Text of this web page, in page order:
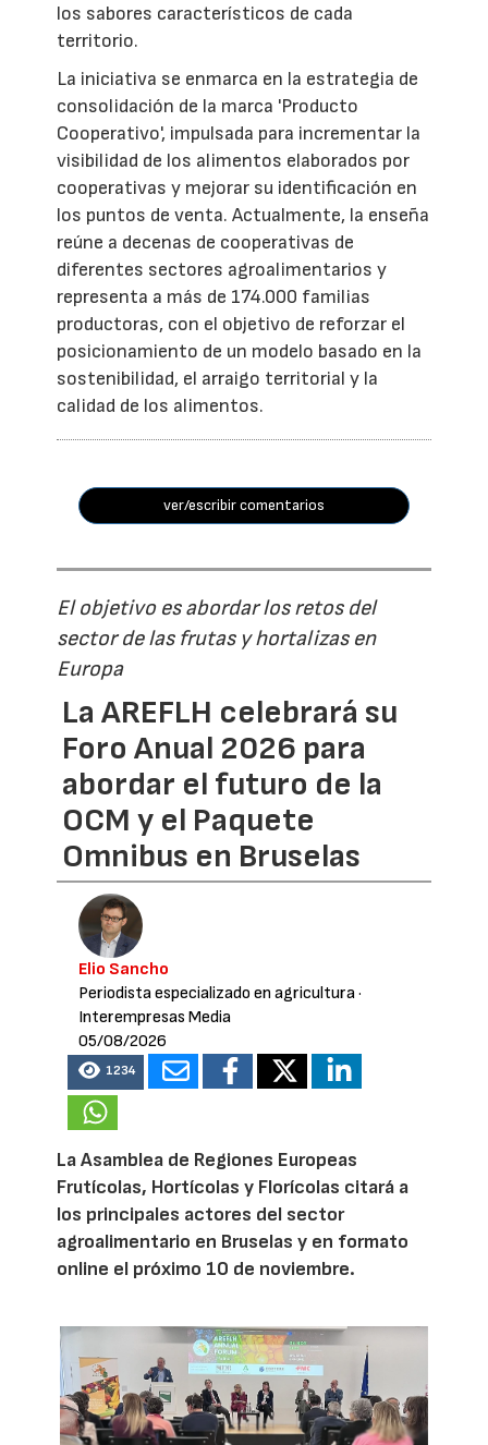
los sabores característicos de cada
territorio.
La iniciativa se enmarca en la estrategia de
consolidación de la marca 'Producto
Cooperativo', impulsada para incrementar la
visibilidad de los alimentos elaborados por
cooperativas y mejorar su identificación en
los puntos de venta. Actualmente, la enseña
reúne a decenas de cooperativas de
diferentes sectores agroalimentarios y
representa a más de 174.000 familias
productoras, con el objetivo de reforzar el
posicionamiento de un modelo basado en la
sostenibilidad, el arraigo territorial y la
calidad de los alimentos.
ver/escribir comentarios
El objetivo es abordar los retos del
sector de las frutas y hortalizas en
Europa
La AREFLH celebrará su
Foro Anual 2026 para
abordar el futuro de la
OCM y el Paquete
Omnibus en Bruselas
Elio Sancho
Periodista especializado en agricultura·
Interempresas Media
05/08/2026
1234
La Asamblea de Regiones Europeas
Frutícolas, Hortícolas y Florícolas citará a
los principales actores del sector
agroalimentario en Bruselas y en formato
online el próximo 10 de noviembre.